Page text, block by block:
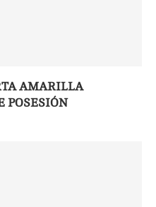
AMARILLA
POSESIÓN